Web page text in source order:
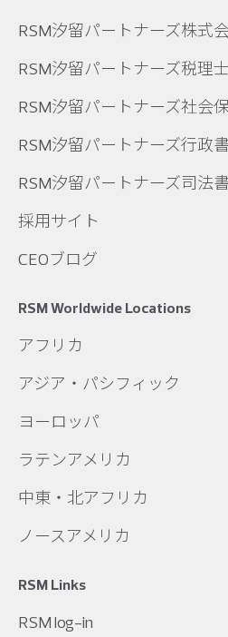
RSM汐留パートナーズ株式
RSM汐留パートナーズ税理
RSM汐留パートナーズ社会
RSM汐留パートナーズ行政
RSM汐留パートナーズ司法
採用サイト
CEOブログ
RSM Worldwide Locations
アフリカ
アジア・パシフィック
ヨーロッパ
ラテンアメリカ
中東・北アフリカ
ノースアメリカ
RSM Links
RSM log-in